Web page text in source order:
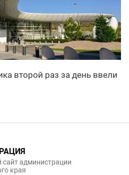
второй раз за день ввели
администрации
края